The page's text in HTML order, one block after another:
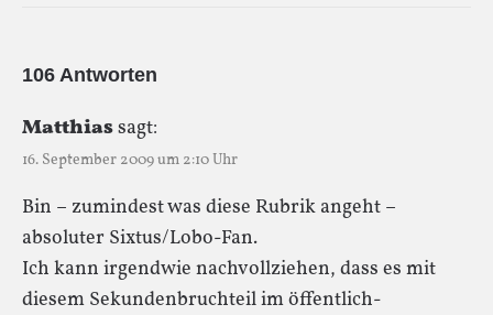
106 Antworten
Matthiassagt:
16. September 2009 um 2:10 Uhr
Bin – zumindest was diese Rubrik angeht –
absoluter Sixtus/Lobo-Fan.
Ich kann irgendwie nachvollziehen, dass es mit
diesem Sekundenbruchteil im öffentlich-